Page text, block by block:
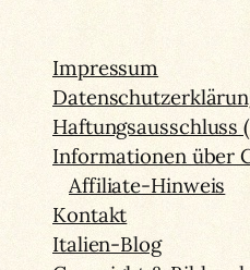
Impressum
Haftungsausschluss
Informationen über
Affiliate-Hinweis
Kontakt
Italien-Blog